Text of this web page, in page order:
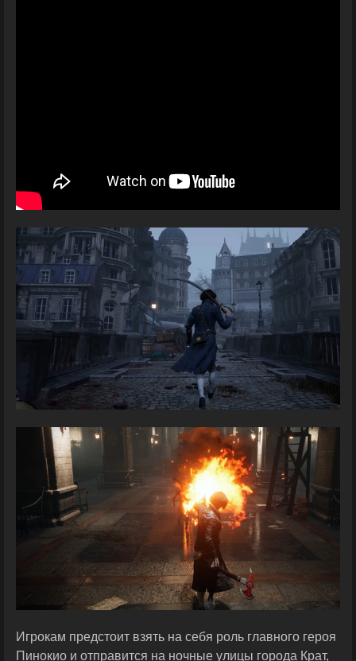
Игрокам предстоит взять на себя роль главного героя
Пинокио и отправится на ночные улицы города Крат,